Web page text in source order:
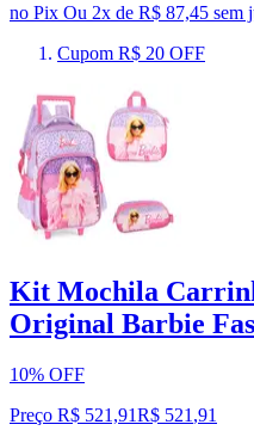
no Pix Ou 2x de R$ 87,45 sem
Cupom R$ 20 OFF
Kit Mochila
Original Barbie
10% OFF
Preço R$ 521,91R$ 521 ,91